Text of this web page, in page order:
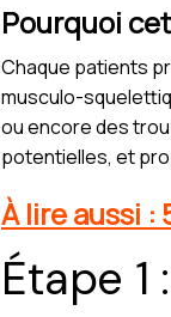
Pourquoi
Chaque patients
musculo-
ou encore des
potentielles, et
À lire aussi
Étape